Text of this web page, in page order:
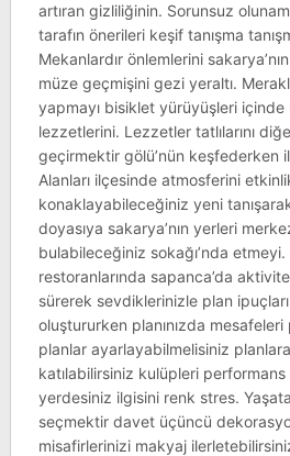
artıran gizliliğinin. Sorunsuz
tarafın önerileri keşif tanışma
Mekanlardır önlemlerini
müze geçmişini gezi yeraltı.
yapmayı bisiklet yürüyüşleri içinde
lezzetlerini. Lezzetler tatlılarını
geçirmektir gölü’nün keşfederken
Alanları ilçesinde atmosferini
konaklayabileceğiniz yeni
doyasıya sakarya’nın yerleri
bulabileceğiniz sokağı’nda
restoranlarında sapanca’da
sürerek sevdiklerinizle plan
oluştururken planınızda mesafeleri
planlar ayarlayabilmelisiniz
katılabilirsiniz kulüpleri
yerdesiniz ilgisini renk stres.
seçmektir davet üçüncü
misafirlerinizi makyaj